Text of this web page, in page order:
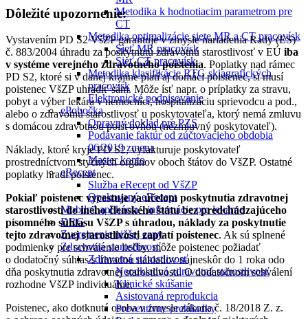
Metodika k hodnotiacim parametrom pre
CT
Metodika optimalizácie siete MR a CT pracovísk
Sieť MR pracovísk
Sieť CT pracovísk
Metodika klasifikácie RTG skiagrafických
pracovísk
Elektronické podpisovanie
ePobočka
Opravný doklad pre PZS
Podávanie faktúr od zúčtovacieho obdobia
06/2019 zmena
Master konto
eRecept
Služba eRecept od VšZP
Opakovaný eRecept
Mobilná aplikácia - informácie pre lekárne
DRG
Zverejnenie nižšej ceny
Zdravotná starostlivosť
Zdravotná starostlivosť
Neodkladná zdravotná starostlivosť
Klinické skúšanie
Asistovaná reprodukcia
Preventívne prehliadky
Dôležité upozornenie:
Vystavením PD S2 VšZP garantuje v zmysle nariadenia Rady (ES)
č. 883/2004 úhradu za poskytnutú zdravotnú starostlivosť v EÚ iba
v systéme verejného zdravotného poistenia. Poplatky nad rámec
PD S2, ktoré si v danej krajine platí aj domáci poistenec, si musí
poistenec VšZP uhradiť sám. Môže ísť napr. o príplatky za stravu,
pobyt a výber lekára v nemocnici, hospitalizáciu sprievodcu a pod.,
alebo o zdravotnú starostlivosť u poskytovateľa, ktorý nemá zmluvu
s domácou zdravotnou poisťovňou (nezmluvný poskytovateľ).
Náklady, ktoré kryje PD S2, vyfakturuje poskytovateľ
prostredníctvom styčných orgánov oboch štátov do VšZP. Ostatné
poplatky hradí poistenec.
Pokiaľ poistenec vycestuje za účelom poskytnutia zdravotnej
starostlivosti do iného členského štátu bez predchádzajúceho
písomného súhlasu VšZP s úhradou, náklady za poskytnutie
tejto zdravotnej starostlivosti zaplatí poistenec. Ak sú splnené
podmienky pre schválenie liečby, môže poistenec požiadať
o dodatočný súhlas s úhradou nákladov najneskôr do 1 roka odo
dňa poskytnutia zdravotnej starostlivosti. O dodatočnom schválení
rozhodne VšZP individuálne.
Poistenec, ako dotknutá osoba v zmysle zákona č. 18/2018 Z. z.